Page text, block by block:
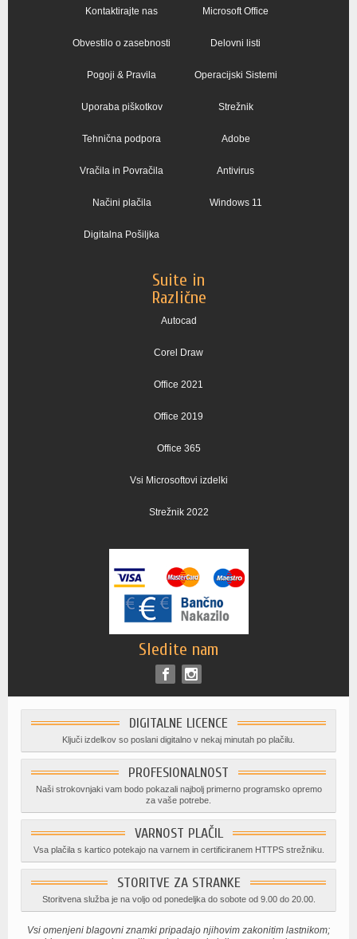
Kontaktirajte nas
Obvestilo o zasebnosti
Pogoji & Pravila
Uporaba piškotkov
Tehnična podpora
Vračila in Povračila
Načini plačila
Digitalna Pošiljka
Microsoft Office
Delovni listi
Operacijski Sistemi
Strežnik
Adobe
Antivirus
Windows 11
Suite in
Različne
Autocad
Corel Draw
Office 2021
Office 2019
Office 365
Vsi Microsoftovi izdelki
Strežnik 2022
Sledite nam
DIGITALNE LICENCE
Ključi izdelkov so poslani digitalno v nekaj minutah po plačilu.
PROFESIONALNOST
Naši strokovnjaki vam bodo pokazali najbolj primerno programsko opremo
za vaše potrebe.
VARNOST PLAČIL
Vsa plačila s kartico potekajo na varnem in certificiranem HTTPS strežniku.
STORITVE ZA STRANKE
Storitvena služba je na voljo od ponedeljka do sobote od 9.00 do 20.00.
Vsi omenjeni blagovni znamki pripadajo njihovim zakonitim lastnikom;